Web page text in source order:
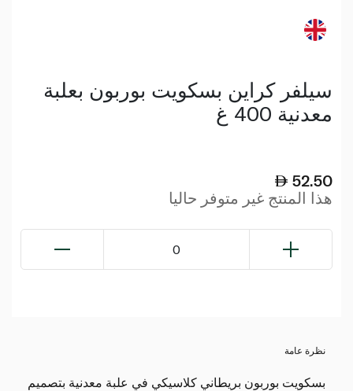
سيلفر كراين بسكويت بوربون بعلبة
معدنية 400 غ
52.50
هذا المنتج غير متوفر حاليا
0
نظرة عامة
بسكويت بوربون بريطاني كلاسيكي في علبة معدنية بتصميم